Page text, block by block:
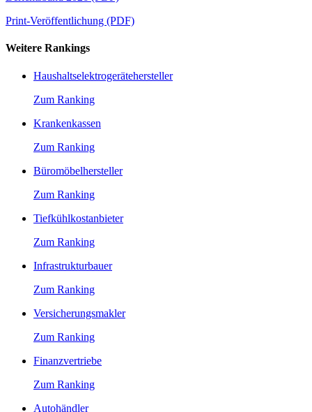
Print-Veröffentlichung (PDF)
Weitere Rankings
Haushaltselektrogerätehersteller
Zum Ranking
Krankenkassen
Zum Ranking
Büromöbelhersteller
Zum Ranking
Tiefkühlkostanbieter
Zum Ranking
Infrastrukturbauer
Zum Ranking
Versicherungsmakler
Zum Ranking
Finanzvertriebe
Zum Ranking
Autohändler